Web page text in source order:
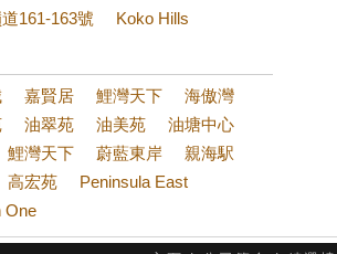
161-163號
Koko Hills
嘉賢居 鯉灣天下
海傲灣
油翠苑 油美苑
油塘中心
鯉灣天下 蔚藍東岸
親海駅
高宏苑
Peninsula East
One